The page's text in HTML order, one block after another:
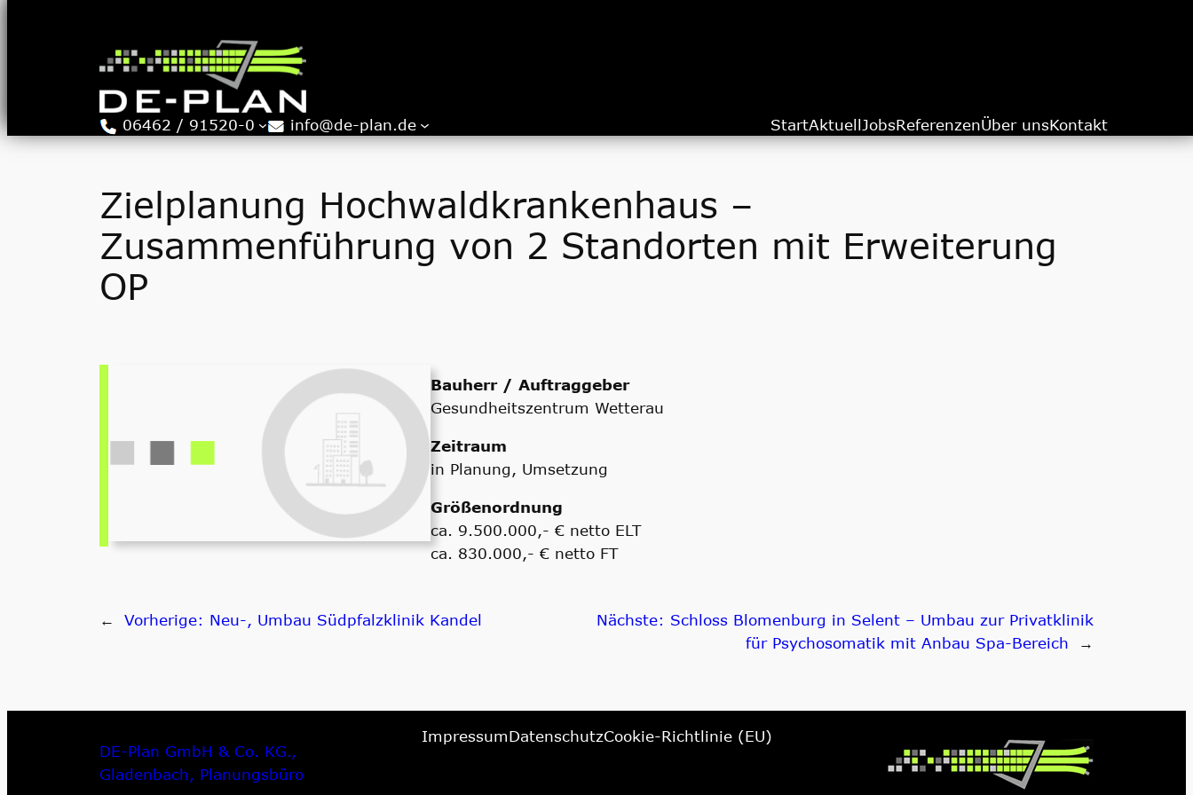
06462 / 91520-0 info@de-plan.de StartAktuellJobsReferenzenÜber unsKontakt
Zielplanung Hochwaldkrankenhaus –
Zusammenführung von 2 Standorten mit Erweiterung
OP
Bauherr / Auftraggeber
Gesundheitszentrum Wetterau
Zeitraum
in Planung, Umsetzung
Größenordnung
ca. 9.500.000,- € netto ELT
ca. 830.000,- € netto FT
← Vorherige: Neu-, Umbau Südpfalzklinik Kandel Nächste: Schloss Blomenburg in Selent – Umbau zur Privatklinik
für Psychosomatik mit Anbau Spa-Bereich
→
DE-Plan GmbH & Co. KG.,
Gladenbach, Planungsbüro
ImpressumDatenschutzCookie-Richtlinie (EU)